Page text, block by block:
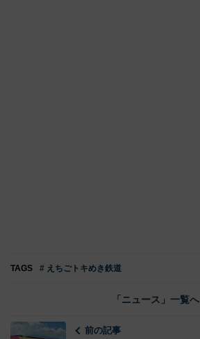
TAGS # えちごトキめき鉄道
「ニュース」一覧へ
前の記事